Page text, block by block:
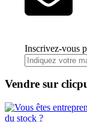
Inscrivez-vous
Vendre sur